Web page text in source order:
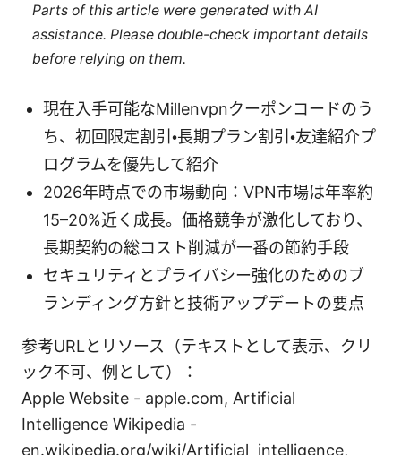
Parts of this article were generated with AI
assistance. Please double-check important details
before relying on them.
現在入手可能なMillenvpnクーポンコードのう
ち、初回限定割引・長期プラン割引・友達紹介プ
ログラムを優先して紹介
2026年時点での市場動向：VPN市場は年率約
15–20%近く成長。価格競争が激化しており、
長期契約の総コスト削減が一番の節約手段
セキュリティとプライバシー強化のためのブ
ランディング方針と技術アップデートの要点
参考URLとリソース（テキストとして表示、クリ
ック不可、例として）：
Apple Website - apple.com, Artificial
Intelligence Wikipedia -
en.wikipedia.org/wiki/Artificial_intelligence,